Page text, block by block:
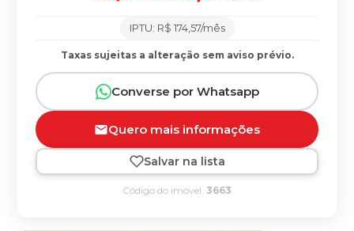
IPTU: R$ 174,57/mês
Taxas sujeitas a alteração sem aviso prévio.
Converse por Whatsapp
Quero mais informações
Salvar na lista
Código do imóvel: 3663